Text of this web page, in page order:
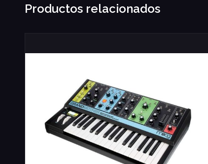
Productos relacionados